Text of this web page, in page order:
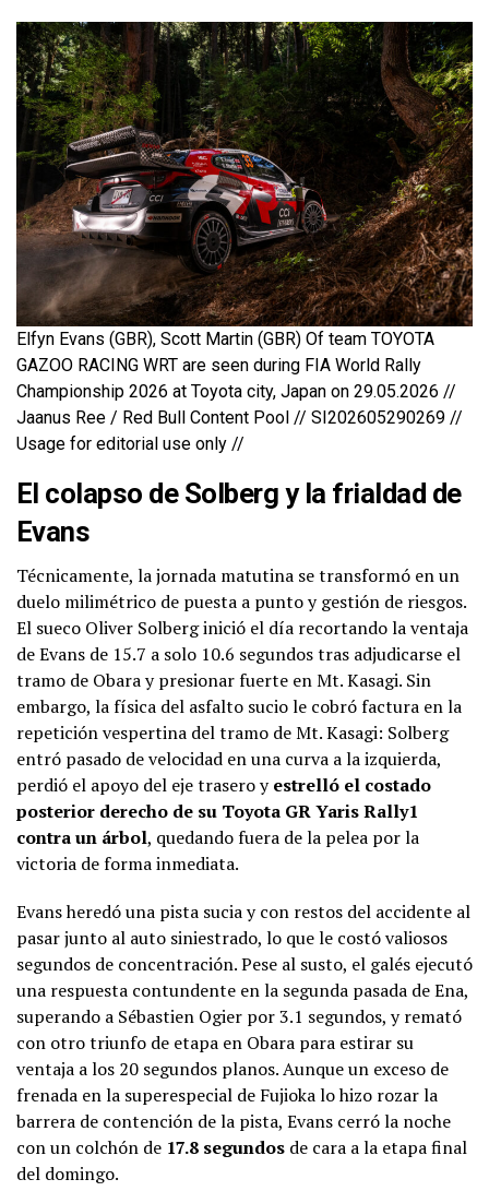
Elfyn Evans (GBR), Scott Martin (GBR) Of team TOYOTA
GAZOO RACING WRT are seen during FIA World Rally
Championship 2026 at Toyota city, Japan on 29.05.2026 //
Jaanus Ree / Red Bull Content Pool // SI202605290269 //
Usage for editorial use only //
El colapso de Solberg y la frialdad de
Evans
Técnicamente, la jornada matutina se transformó en un
duelo milimétrico de puesta a punto y gestión de riesgos.
El sueco Oliver Solberg inició el día recortando la ventaja
de Evans de 15.7 a solo 10.6 segundos tras adjudicarse el
tramo de Obara y presionar fuerte en Mt. Kasagi. Sin
embargo, la física del asfalto sucio le cobró factura en la
repetición vespertina del tramo de Mt. Kasagi: Solberg
entró pasado de velocidad en una curva a la izquierda,
perdió el apoyo del eje trasero yestrelló el costado
posterior derecho de su Toyota GR Yaris Rally1
contra un árbol, quedando fuera de la pelea por la
victoria de forma inmediata.
Evans heredó una pista sucia y con restos del accidente al
pasar junto al auto siniestrado, lo que le costó valiosos
segundos de concentración. Pese al susto, el galés ejecutó
una respuesta contundente en la segunda pasada de Ena,
superando a Sébastien Ogier por 3.1 segundos, y remató
con otro triunfo de etapa en Obara para estirar su
ventaja a los 20 segundos planos. Aunque un exceso de
frenada en la superespecial de Fujioka lo hizo rozar la
barrera de contención de la pista, Evans cerró la noche
con un colchón de 17.8 segundos de cara a la etapa final
del domingo.